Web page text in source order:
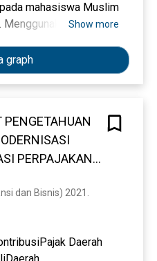
mahasiswa Muslim
Menggunakan metode
teknik
non probability
seruan agama
(Î²=0.276,
(Î²=0.377, p=0.000)
berpengaruh
pembelian produk
sebesar 75,7%
pembelian
Universitas
untuk memboikot
hanya didasari
Show more
graph
PENGETAHUAN
PERPAJAKAN
WAJIB PAJAK
dan Bisnis) 2021.
Daerah